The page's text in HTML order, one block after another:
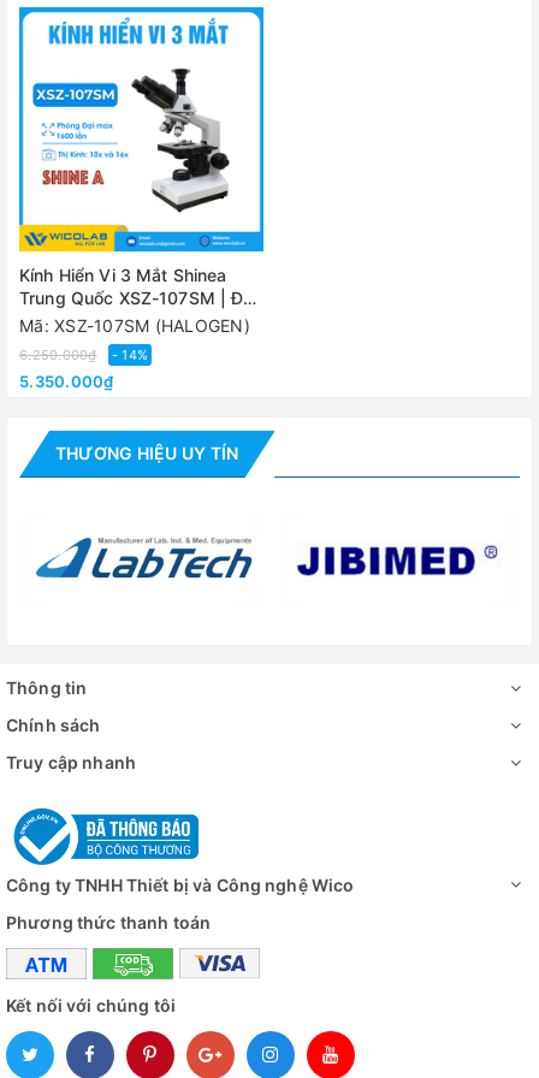
gồm
- Vật kính: 4 chiếc (4x, 10x, 40x, 100x)
Kính Hiển Vi 3 Mắt Shinea
Trung Quốc XSZ-107SM | Đèn
Halogen
Mã: XSZ-107SM (HALOGEN)
6.250.000₫ - 14%
5.350.000₫
THƯƠNG HIỆU UY TÍN
Thông tin
Chính sách
Truy cập nhanh
Công ty TNHH Thiết bị và Công nghệ Wico
Phương thức thanh toán
Kết nối với chúng tôi